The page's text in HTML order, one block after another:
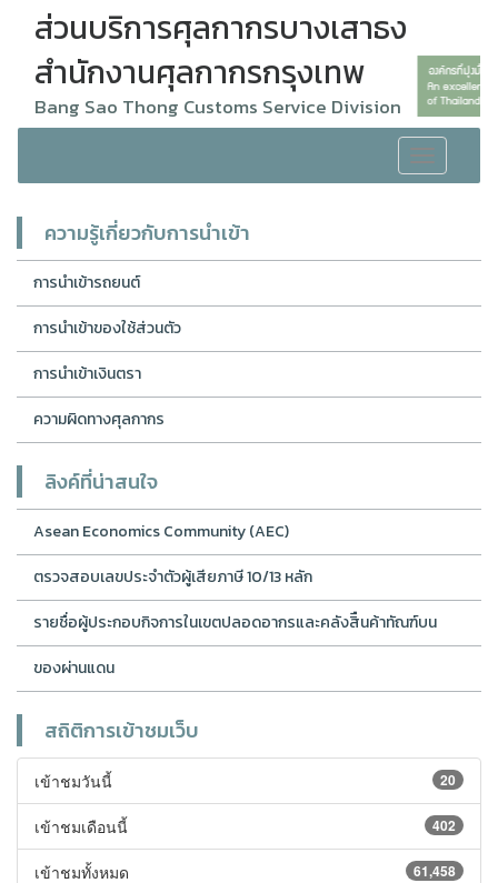
ส่วนบริการศุลกากรบางเสาธง
สำนักงานศุลกากรกรุงเทพ
Bang Sao Thong Customs Service Division
Toggle
navigation
ความรู้เกี่ยวกับการนำเข้า
การนำเข้ารถยนต์
การนำเข้าของใช้ส่วนตัว
การนำเข้าเงินตรา
ความผิดทางศุลกากร
ลิงค์ที่น่าสนใจ
Asean Economics Community (AEC)
ตรวจสอบเลขประจำตัวผู้เสียภาษี 10/13 หลัก
รายชื่อผู้ประกอบกิจการในเขตปลอดอากรและคลังสิืนค้าทัณฑ์บน
ของผ่านแดน
สถิติการเข้าชมเว็บ
20
เข้าชมวันนี้
402
เข้าชมเดือนนี้
61,458
เข้าชมทั้งหมด